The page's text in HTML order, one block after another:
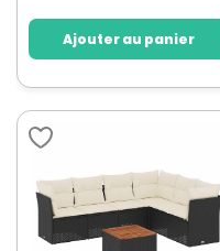
Ajouter au panier